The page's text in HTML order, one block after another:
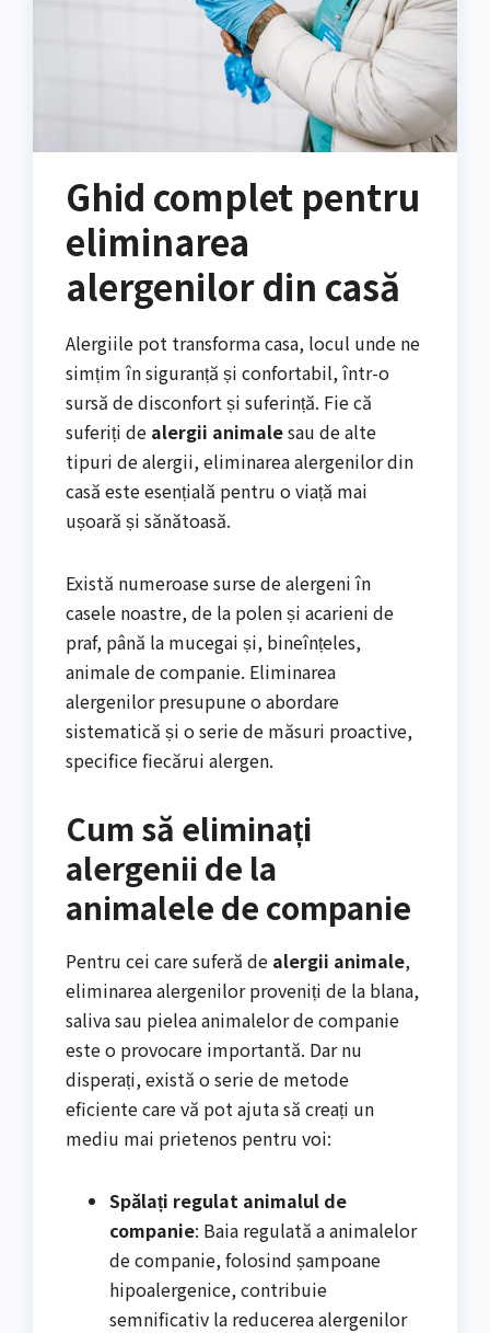
Ghid complet pentru
eliminarea
alergenilor din casă
Alergiile pot transforma casa, locul unde ne
simțim în siguranță și confortabil, într-o
sursă de disconfort și suferință. Fie că
suferiți de alergii animalesau de alte
tipuri de alergii, eliminarea alergenilor din
casă este esențială pentru o viață mai
ușoară și sănătoasă.
Există numeroase surse de alergeni în
casele noastre, de la polen și acarieni de
praf, până la mucegai și, bineînțeles,
animale de companie. Eliminarea
alergenilor presupune o abordare
sistematică și o serie de măsuri proactive,
specifice fiecărui alergen.
Cum să eliminați
alergenii de la
animalele de companie
Pentru cei care suferă de alergii animale,
eliminarea alergenilor proveniți de la blana,
saliva sau pielea animalelor de companie
este o provocare importantă. Dar nu
disperați, există o serie de metode
eficiente care vă pot ajuta să creați un
mediu mai prietenos pentru voi:
Spălați regulat animalul de
companie: Baia regulată a animalelor
de companie, folosind șampoane
hipoalergenice, contribuie
semnificativ la reducerea alergenilor